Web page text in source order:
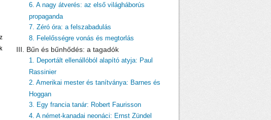
6. A nagy átverés: az első világháborús
propaganda
7. Zéró óra: a felszabadulás
8. Felelősségre vonás és megtorlás
III. Bűn és bűnhődés: a tagadók
1. Deportált ellenállóból alapító atyja: Paul
Rassinier
2. Amerikai mester és tanítványa: Barnes és
Hoggan
3. Egy francia tanár: Robert Faurisson
4. A német-kanadai neonáci: Ernst Zündel